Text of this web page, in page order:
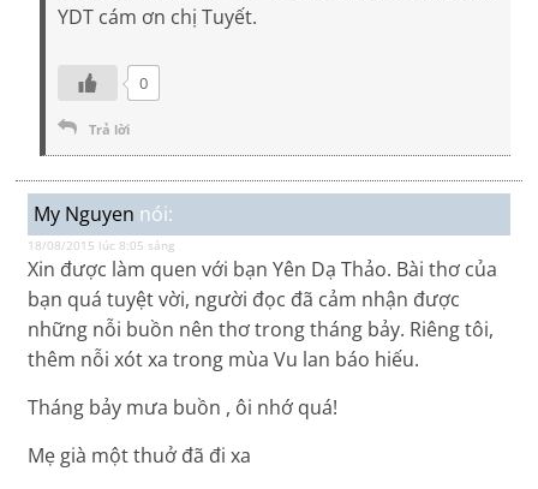
YDT cám ơn chị Tuyết.
0
Trả lời
My Nguyen nói:
18/08/2015 lúc 8:05 sáng
Xin được làm quen với bạn Yên Dạ Thảo. Bài thơ của
bạn quá tuyệt vời, người đọc đã cảm nhận được
những nỗi buồn nên thơ trong tháng bảy. Riêng tôi,
thêm nỗi xót xa trong mùa Vu lan báo hiếu.
Tháng bảy mưa buồn , ôi nhớ quá!
Mẹ già một thuở đã đi xa